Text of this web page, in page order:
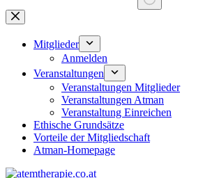
Keine
Ergebnisse
Mitglieder
Anmelden
Veranstaltungen
Veranstaltungen Mitglieder
Veranstaltungen Atman
Veranstaltung Einreichen
Ethische Grundsätze
Vorteile der Mitgliedschaft
Atman-Homepage